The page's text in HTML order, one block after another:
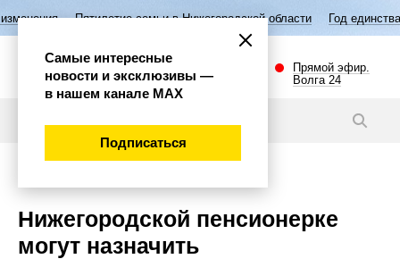
семьи в Нижегородской области Год единства народов
Прямой эфир.
Волга 24
Нижегородской пенсионерке
могут назначить
Самые интересные
новости и эксклюзивы —
в нашем канале МАХ
Подписаться